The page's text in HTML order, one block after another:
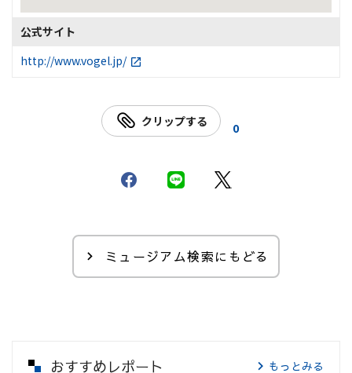
公式サイト
http://www.vogel.jp/
クリップする 0
ミュージアム検索にもどる
おすすめレポート もっとみる